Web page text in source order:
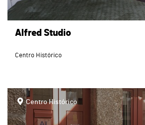
Alfred Studio
Centro Histórico
page
Centro Histórico